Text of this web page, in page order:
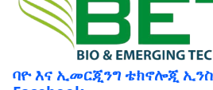
ባዮ እና ኢመርጂንግ ቴክኖሎጂ